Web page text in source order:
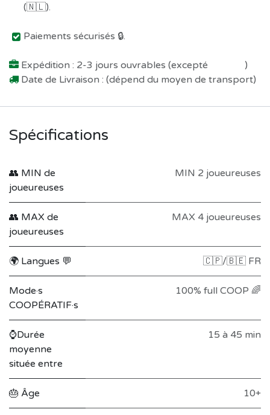
(🇳🇱).
Paiements sécurisés 🔒.
Expédition : 2-3 jours ouvrables (excepté
)
Date de Livraison : (dépend du moyen de transport)
Spécifications
👥 MIN de
joueureuses
MIN 2 joueureuses
👥 MAX de
joueureuses
MAX 4 joueureuses
🌍 Langues 💬 🇨🇵/🇧🇪 FR
Mode·s
COOPÉRATIF·s
100% full COOP 🌈
⌚Durée
moyenne
située entre
15 à 45 min
🎂 Âge 10+